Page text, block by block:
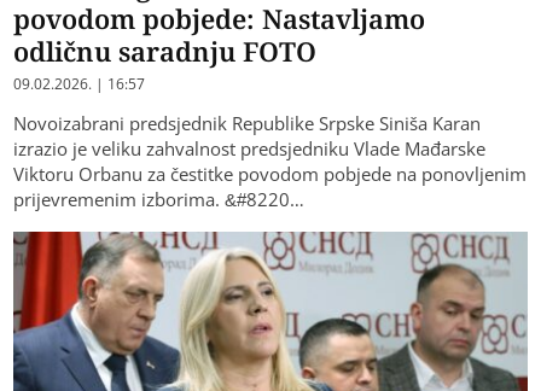
povodom pobjede: Nastavljamo
odličnu saradnju FOTO
09.02.2026. | 16:57
Novoizabrani predsjednik Republike Srpske Siniša Karan
izrazio je veliku zahvalnost predsjedniku Vlade Mađarske
Viktoru Orbanu za čestitke povodom pobjede na ponovljenim
prijevremenim izborima. &#8220…